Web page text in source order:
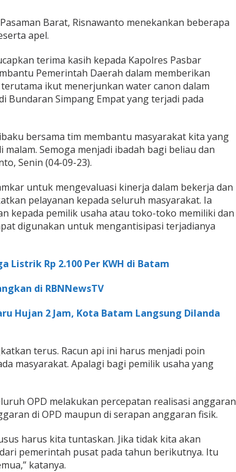
Barat, Risnawanto menekankan beberapa
apel.
terima kasih kepada Kapolres Pasbar
Pemerintah Daerah dalam memberikan
ikut menerjunkan water canon dalam
Bundaran Simpang Empat yang terjadi pada
bersama tim membantu masyarakat kita yang
Semoga menjadi ibadah bagi beliau dan
Senin (04-09-23).
untuk mengevaluasi kinerja dalam bekerja dan
pelayanan kepada seluruh masyarakat. Ia
kepada pemilik usaha atau toko-toko memiliki dan
digunakan untuk mengantisipasi terjadianya
Listrik Rp 2.100 Per KWH di Batam
di RBNNewsTV
Hujan 2 Jam, Kota Batam Langsung Dilanda
terus. Racun api ini harus menjadi poin
masyarakat. Apalagi bagi pemilik usaha yang
OPD melakukan percepatan realisasi anggaran
di OPD maupun di serapan anggaran fisik.
harus kita tuntaskan. Jika tidak kita akan
pemerintah pusat pada tahun berikutnya. Itu
katanya.